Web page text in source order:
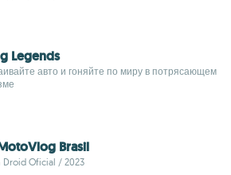
Legends
авто и гоняйте по миру в потрясающем
Brasil
Droid Oficial / 2023